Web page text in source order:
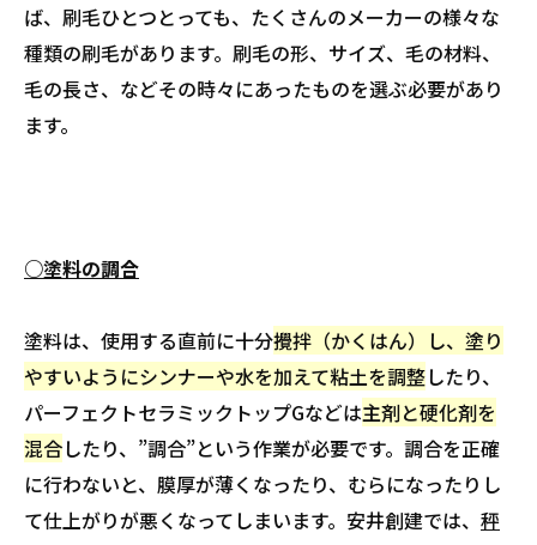
ば、刷毛ひとつとっても、たくさんのメーカーの様々な
種類の刷毛があります。刷毛の形、サイズ、毛の材料、
毛の長さ、などその時々にあったものを選ぶ必要があり
ます。
○塗料の調合
塗料は、使用する直前に十分攪拌（かくはん）し、塗り
やすいようにシンナーや水を加えて粘土を調整したり、
パーフェクトセラミックトップGなどは主剤と硬化剤を
混合したり、”調合”という作業が必要です。調合を正確
に行わないと、膜厚が薄くなったり、むらになったりし
て仕上がりが悪くなってしまいます。安井創建では、 秤